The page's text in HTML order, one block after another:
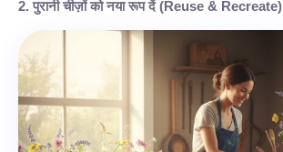
2. पुरानी चीज़ों को नया रूप दें (Reuse & Recreate)